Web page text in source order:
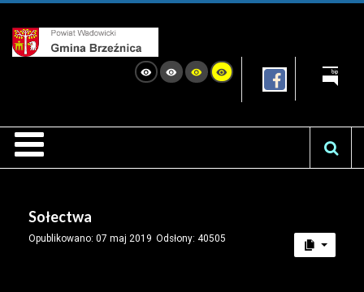
Sołectwa
Opublikowano: 07 maj 2019 Odsłony: 40505